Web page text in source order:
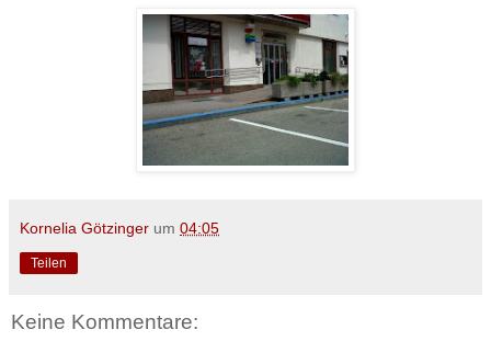
Kornelia Götzinger um 04:05
Teilen
Keine Kommentare: